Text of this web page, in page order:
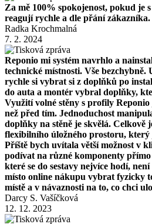
Za mě 100% spokojenost, pokud je
reagují rychle a dle přání zákazníka.
Radka Krochmalná
7. 2. 2024
Reponio mi systém navrhlo a
technické místnosti. Vše bezchybně.
rychle si vybrat si z doplňků po
do auta a montér vybral doplňky,
Využití volné stěny s profily Reponio
než před tím. Jednoduchost
doplňky na stěně je skvělá. Celkově
flexibilního úložného prostoru, který
Příště bych uvítala větší možnost v
podívat na různé komponenty
které se do sestavy nejvíce hodí,
místo online nákupu vybrat fyzicky
místě a v návaznosti na to, co chci
Darcy S. Vašíčková
12. 12. 2023